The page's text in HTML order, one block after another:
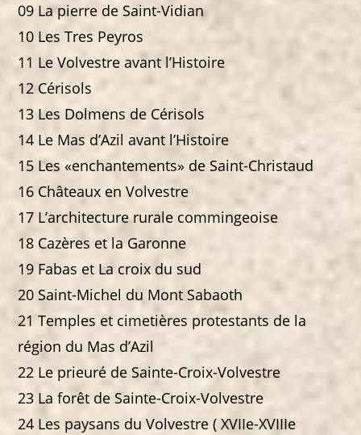
09 La pierre de Saint-Vidian
10 Les Tres Peyros
11 Le Volvestre avant l’Histoire
12 Cérisols
13 Les Dolmens de Cérisols
14 Le Mas d’Azil avant l’Histoire
15 Les «enchantements» de Saint-Christaud
16 Châteaux en Volvestre
17 L’architecture rurale commingeoise
18 Cazères et la Garonne
19 Fabas et La croix du sud
20 Saint-Michel du Mont Sabaoth
21 Temples et cimetières protestants de la
région du Mas d’Azil
22 Le prieuré de Sainte-Croix-Volvestre
23 La forêt de Sainte-Croix-Volvestre
24 Les paysans du Volvestre ( XVIIe-XVIIIe